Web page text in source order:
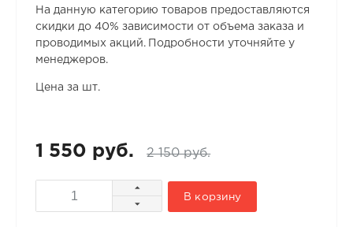
На данную категорию товаров предоставляются
скидки до 40% зависимости от объема заказа и
проводимых акций. Подробности уточняйте у
менеджеров.
Цена за шт.
1 550 руб. 2 150 руб.
В корзину